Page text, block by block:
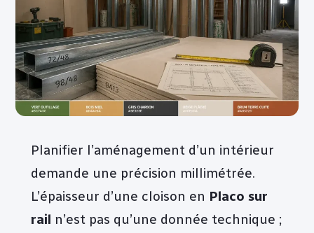
Planifier l’aménagement d’un intérieur
demande une précision millimétrée.
L’épaisseur d’une cloison en Placo sur
rail n’est pas qu’une donnée technique ;